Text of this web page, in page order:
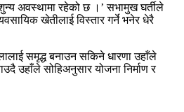
अवस्थामा रहेको छ ।’ सभामुख घर्तीले
खेतीलाई विस्तार गर्ने भनेर धेरै
समृद्ध बनाउन सकिने धारणा उहाँले
उहाँले सोहिअनुसार योजना निर्माण र